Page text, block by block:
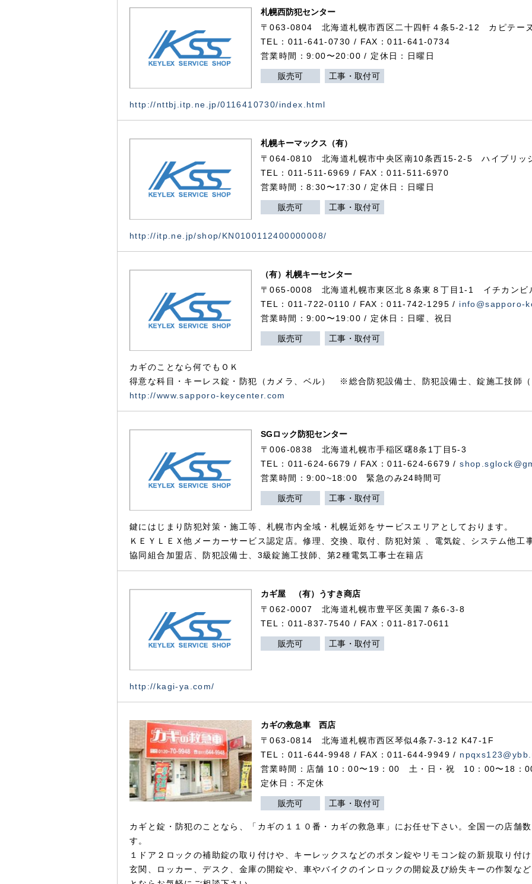
札幌西防犯センター
〒063-0804 北海道札幌市西区二十四軒４条5-2-12 カピテー
TEL：011-641-0730 / FAX：011-641-0734
営業時間：9:00〜20:00 / 定休日：日曜日
販売可 工事・取付可
http://nttbj.itp.ne.jp/0116410730/index.html
札幌キーマックス（有）
〒064-0810 北海道札幌市中央区南10条西15-2-5 ハイブリッ
TEL：011-511-6969 / FAX：011-511-6970
営業時間：8:30〜17:30 / 定休日：日曜日
販売可 工事・取付可
http://itp.ne.jp/shop/KN0100112400000008/
（有）札幌キーセンター
〒065-0008 北海道札幌市東区北８条東８丁目1-1 イチカンビ
TEL：011-722-0110 / FAX：011-742-1295 / info@sapporo-
営業時間：9:00〜19:00 / 定休日：日曜、祝日
販売可 工事・取付可
カギのことなら何でもＯＫ
得意な科目・キーレス錠・防犯（カメラ、ベル） ※総合防犯設備士、防犯設備士、錠施工技師
http://www.sapporo-keycenter.com
SGロック防犯センター
〒006-0838 北海道札幌市手稲区曙8条1丁目5-3
TEL：011-624-6679 / FAX：011-624-6679 /
営業時間：9:00~18:00 緊急のみ24時間可
販売可 工事・取付可
鍵にはじまり防犯対策・施工等、札幌市内全域・札幌近郊をサービスエリアとしております。
ＫＥＹＬＥＸ他メーカーサービス認定店。修理、交換、取付、防犯対策 、電気錠、システム他工
協同組合加盟店、防犯設備士、3級錠施工技師、第2種電気工事士在籍店
カギ屋 （有）うすき商店
〒062-0007 北海道札幌市豊平区美園７条6-3-8
TEL：011-837-7540 / FAX：011-817-0611
販売可 工事・取付可
http://kagi-ya.com/
カギの救急車 西店
〒063-0814 北海道札幌市西区琴似4条7-3-12 K47-1F
TEL：011-644-9948 / FAX：011-644-9949 /
営業時間：店舗 10：00〜19：00 土・日・祝 10：00〜18：
定休日：不定休
販売可 工事・取付可
カギと錠・防犯のことなら、「カギの１１０番・カギの救急車」にお任せ下さい。全国一の店舗
す。
１ドア２ロックの補助錠の取り付けや、キーレックスなどのボタン錠やリモコン錠の新規取り付
玄関、ロッカー、デスク、金庫の開錠や、車やバイクのインロックの開錠及び紛失キーの作製な